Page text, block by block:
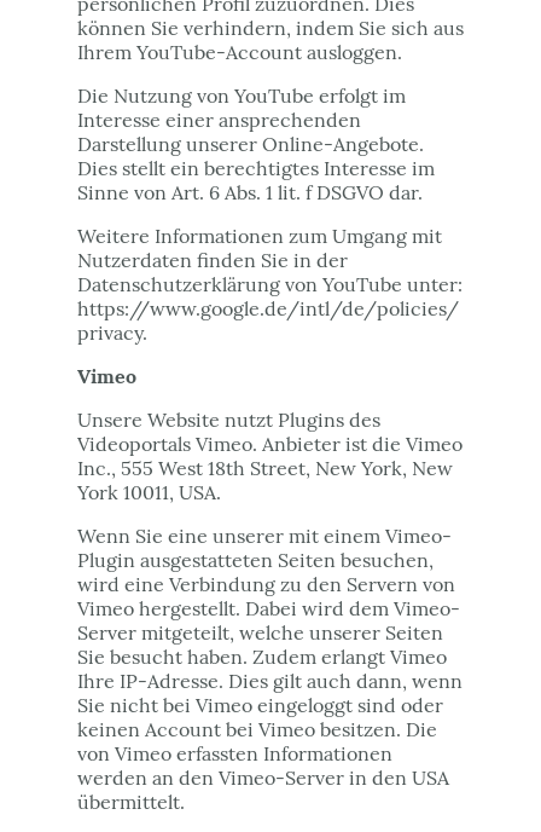
können Sie verhindern, indem Sie sich aus
Ihrem YouTube-Account ausloggen.
Die Nutzung von YouTube erfolgt im
Interesse einer ansprechenden
Darstellung unserer Online-Angebote.
Dies stellt ein berechtigtes Interesse im
Sinne von Art. 6 Abs. 1 lit. f DSGVO dar.
Weitere Informationen zum Umgang mit
Nutzerdaten finden Sie in der
Datenschutzerklärung von YouTube unter:
https://www.google.de/intl/de/policies/
privacy.
Vimeo
Unsere Website nutzt Plugins des
Videoportals Vimeo. Anbieter ist die Vimeo
Inc., 555 West 18th Street, New York, New
York 10011, USA.
Wenn Sie eine unserer mit einem Vimeo-
Plugin ausgestatteten Seiten besuchen,
wird eine Verbindung zu den Servern von
Vimeo hergestellt. Dabei wird dem Vimeo-
Server mitgeteilt, welche unserer Seiten
Sie besucht haben. Zudem erlangt Vimeo
Ihre IP-Adresse. Dies gilt auch dann, wenn
Sie nicht bei Vimeo eingeloggt sind oder
keinen Account bei Vimeo besitzen. Die
von Vimeo erfassten Informationen
werden an den Vimeo-Server in den USA
übermittelt.